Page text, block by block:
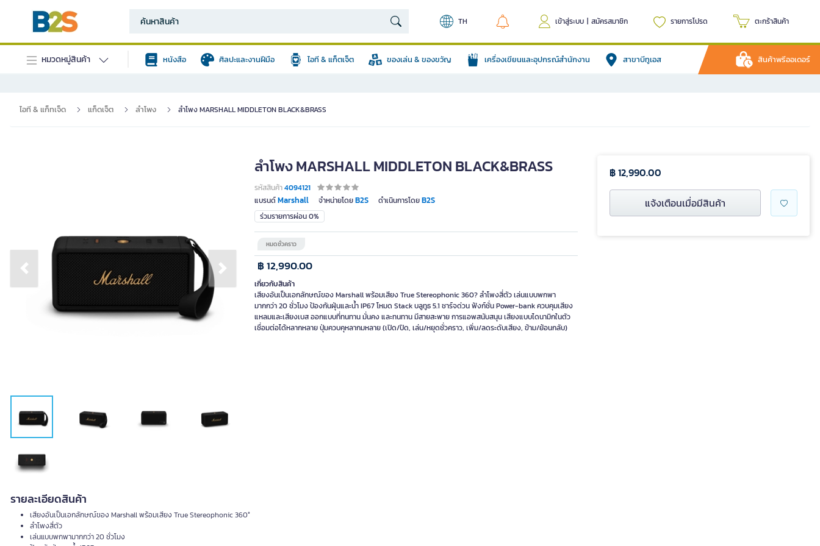
TH เข้าสู่ระบบ | สมัครสมาชิก รายการโปรด ตะกร้าสินค้า
หมวดหมู่สินค้า หนังสือ ศิลปะและงานฝีมือ ไอที & แก็ตเจ็ต ของเล่น & ของขวัญ เครื่องเขียนและอุปกรณ์สำนักงาน สาขาบีทูเอส สินค้าพรีออเดอร์
ไอที & แก็ทเจ็ด แก็ดเจ็ต ลำโพง ลำโพง MARSHALL MIDDLETON BLACK&BRASS
Previous slide Next slide
ลำโพง MARSHALL MIDDLETON BLACK&BRASS
รหัสสินค้า4094121
แบรนด์Marshall จำหน่ายโดยB2S ดำเนินการโดยB2S
ร่วมรายการผ่อน 0%
หมดชั่วคราว
฿ 12,990.00
เกี่ยวกับสินค้า
เสียงอันเป็นเอกลักษณ์ของ Marshall พร้อมเสียง True Stereophonic 360? ลำโพงสี่ตัว เล่นแบบพกพา
มากกว่า 20 ชั่วโมง ป้องกันฝุ่นและน้ำ IP67 โหมด Stack บลูทูธ 5.1 ชาร์จด่วน ฟังก์ชั่น Power-bank ควบคุมเสียง
แหลมและเสียงเบส ออกแบบที่ทนทาน มั่นคง และทนทาน มีสายสะพาย การแอพสนับสนุน เสียงแบบไดนามิกในตัว
เชื่อมต่อได้หลากหลาย ปุ่มควบคุหลากมหลาย (เปิด/ปิด, เล่น/หยุดชั่วคราว, เพิ่ม/ลดระดับเสียง, ข้าม/ย้อนกลับ)
รายละเอียดสินค้า
เสียงอันเป็นเอกลักษณ์ของ Marshall พร้อมเสียง True Stereophonic 360°
ลำโพงสี่ตัว
เล่นแบบพกพามากกว่า 20 ชั่วโมง
฿ 12,990.00
แจ้งเตือนเมื่อมีสินค้า